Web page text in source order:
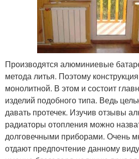
Производятся алюминиевые
метода литья. Поэтому
монолитной. В этом и состоит
изделий подобного типа. Ведь
давать протечек. Изучив отзывы
радиаторы отопления можно
долговечными приборами. Очень
отдают предпочтение данному